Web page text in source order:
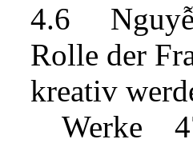
4.6
Rolle der
kreativ
Werke